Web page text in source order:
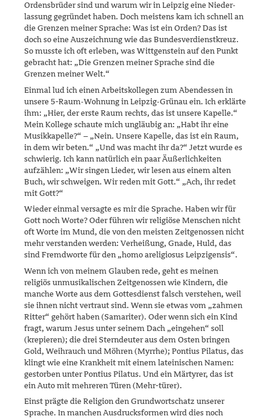
Ordensbrüder sind und warum wir in Leipzig eine Nie­der­
lassung gegründet haben. Doch meistens kam ich schnell an
die Gren­zen meiner Sprache: Was ist ein Orden? Das ist
doch so eine Aus­zeichnung wie das Bundesverdienstkreuz.
So musste ich oft erleben, was Wittgenstein auf den Punkt
gebracht hat: „Die Grenzen meiner Sprache sind die
Grenzen meiner Welt.“
Einmal lud ich einen Arbeitskollegen zum Abendessen in
unsere 5‑Raum-Wohnung in Leipzig-Grünau ein. Ich erklärte
ihm: „Hier, der erste Raum rechts, das ist unsere Kapelle.“
Mein Kollege schaute mich ungläubig an: „Habt ihr eine
Musikkapelle?“ – „Nein. Unsere Kapelle, das ist ein Raum,
in dem wir beten.“ „Und was macht ihr da?“ Jetzt wurde es
schwierig. Ich kann natürlich ein paar Äußerlichkeiten
aufzäh­len: „Wir singen Lieder, wir lesen aus einem alten
Buch, wir schweigen. Wir reden mit Gott.“ „Ach, ihr redet
mit Gott?“
Wieder einmal versagte es mir die Sprache. Haben wir für
Gott noch Wor­te? Oder führen wir religiöse Menschen nicht
oft Worte im Mund, die von den meisten Zeitgenossen nicht
mehr verstanden werden: Verheißung, Gnade, Huld, das
sind Fremdworte für den „homo areligiosus Leipzigensis“.
Wenn ich von meinem Glauben rede, geht es meinen
religiös unmusika­li­schen Zeitgenossen wie Kindern, die
manche Worte aus dem Gottes­dienst falsch verstehen, weil
sie ihnen nicht vertraut sind. Wenn sie et­was vom „zahmen
Ritter“ gehört haben (Samariter). Oder wenn sich ein Kind
fragt, warum Jesus unter seinem Dach „eingehen“ soll
(krepieren); die drei Sterndeuter aus dem Osten bringen
Gold, Weihrauch und Möh­ren (Myrrhe); Pontius Pilatus, das
klingt wie eine Krankheit mit einem lateinischen Namen:
gestorben unter Pontius Pilatus. Und ein Märtyrer, das ist
ein Auto mit mehreren Türen (Mehr‑türer).
Einst prägte die Religion den Grundwortschatz unserer
Sprache. In man­chen Ausdrucksformen wird dies noch